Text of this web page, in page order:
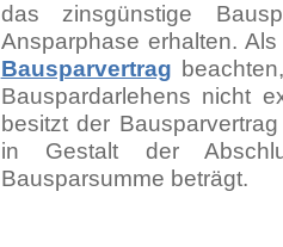
das zinsgünstige
Ansparphase erhalten.
Bausparvertrag
Bauspardarlehens nicht
besitzt der
in Gestalt der
Bausparsumme beträgt.